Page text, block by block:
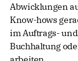
Abwicklungen
Know-hows
im Auftrags-
Buchhaltung